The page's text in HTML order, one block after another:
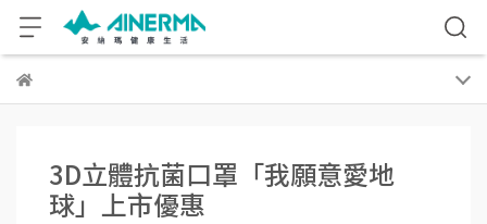
3D立體抗菌口罩「我願意愛地
球」上市優惠